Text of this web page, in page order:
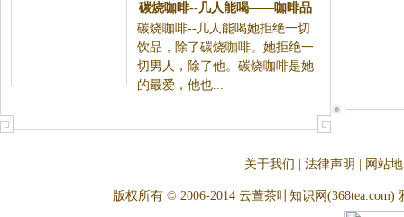
碳烧咖啡--几人能喝——咖啡品
鉴
碳烧咖啡--几人能喝她拒绝一切
饮品，除了碳烧咖啡。她拒绝一
切男人，除了他。碳烧咖啡是她
的最爱，他也...
关于我们 法律声明 网站
版权所有 © 2006-2014 云萱茶叶知识网